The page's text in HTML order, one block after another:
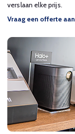
verslaan elke prijs.
Vraag een offerte aan